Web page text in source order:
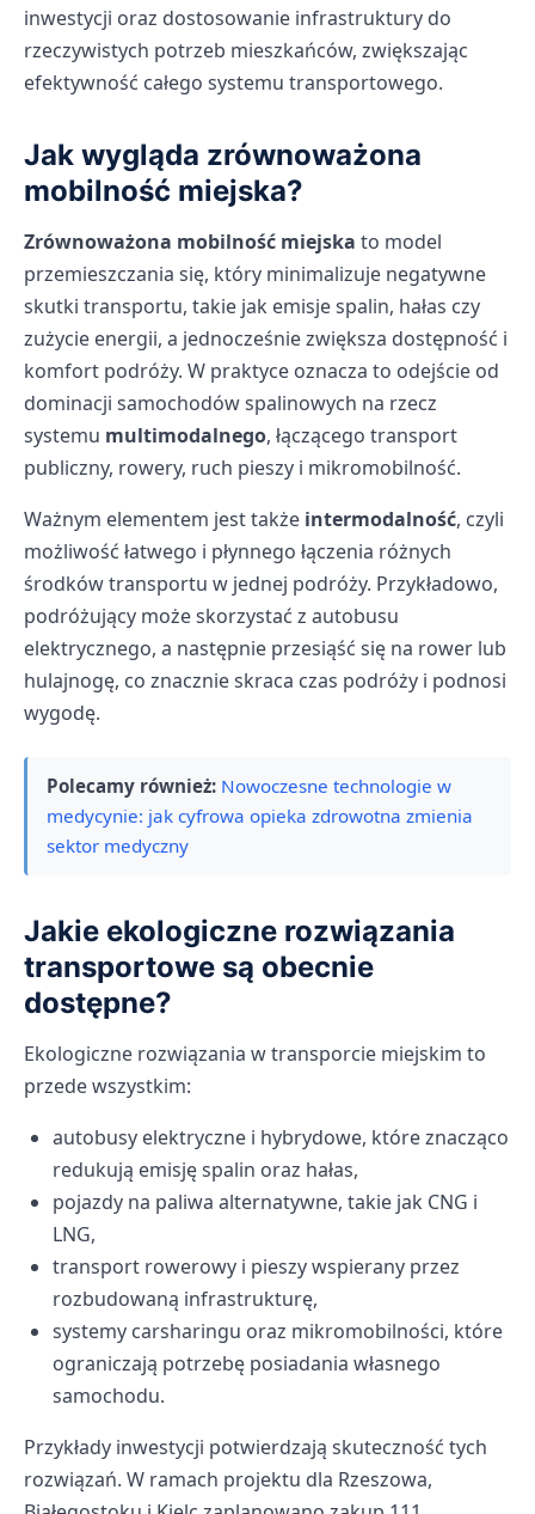
inwestycji oraz dostosowanie infrastruktury do
rzeczywistych potrzeb mieszkańców, zwiększając
efektywność całego systemu transportowego.
Jak wygląda zrównoważona
mobilność miejska?
Zrównoważona mobilność miejska to model
przemieszczania się, który minimalizuje negatywne
skutki transportu, takie jak emisje spalin, hałas czy
zużycie energii, a jednocześnie zwiększa dostępność i
komfort podróży. W praktyce oznacza to odejście od
dominacji samochodów spalinowych na rzecz
systemu multimodalnego, łączącego transport
publiczny, rowery, ruch pieszy i mikromobilność.
Ważnym elementem jest także intermodalność, czyli
możliwość łatwego i płynnego łączenia różnych
środków transportu w jednej podróży. Przykładowo,
podróżujący może skorzystać z autobusu
elektrycznego, a następnie przesiąść się na rower lub
hulajnogę, co znacznie skraca czas podróży i podnosi
wygodę.
Polecamy również: Nowoczesne technologie w
medycynie: jak cyfrowa opieka zdrowotna zmienia
sektor medyczny
Jakie ekologiczne rozwiązania
transportowe są obecnie
dostępne?
Ekologiczne rozwiązania w transporcie miejskim to
przede wszystkim:
autobusy elektryczne i hybrydowe, które znacząco
redukują emisję spalin oraz hałas,
pojazdy na paliwa alternatywne, takie jak CNG i
LNG,
transport rowerowy i pieszy wspierany przez
rozbudowaną infrastrukturę,
systemy carsharingu oraz mikromobilności, które
ograniczają potrzebę posiadania własnego
samochodu.
Przykłady inwestycji potwierdzają skuteczność tych
rozwiązań. W ramach projektu dla Rzeszowa,